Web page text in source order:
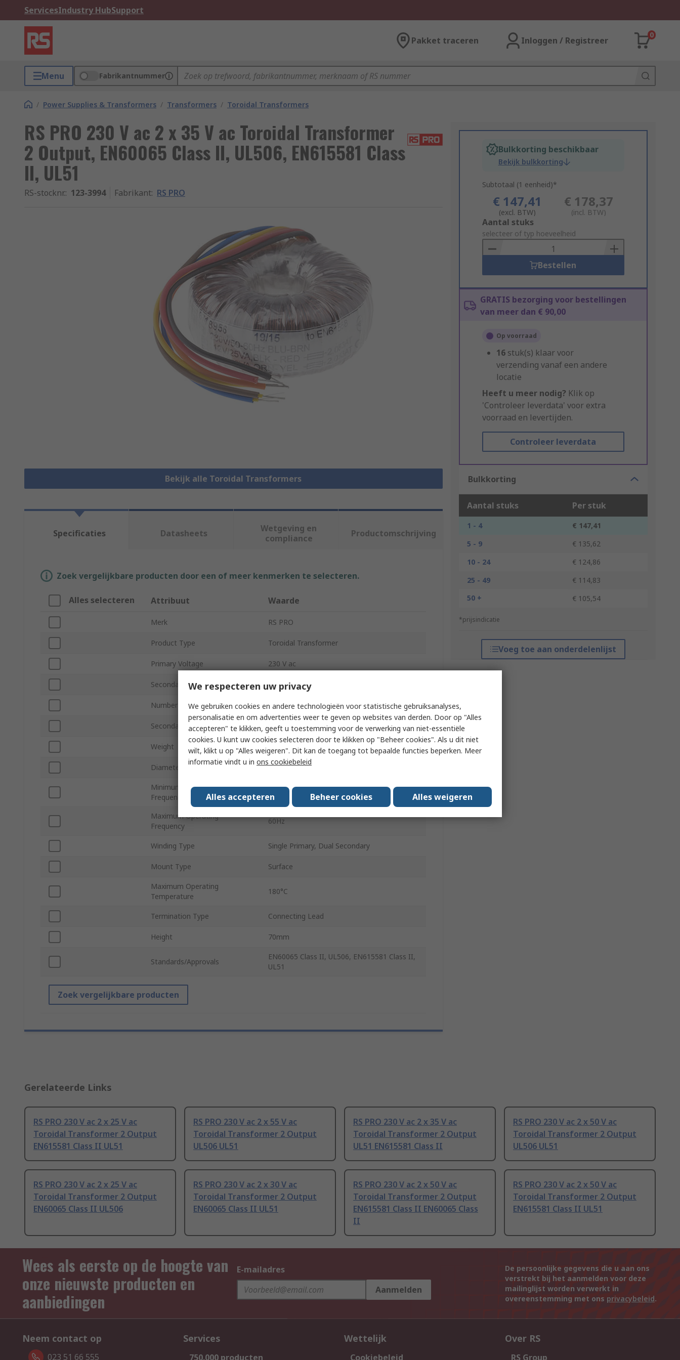
ServicesIndustry HubSupport
Pakket traceren Inloggen / Registreer
0
Menu Fabrikantnummer
/ Power Supplies & Transformers / Transformers / Toroidal Transformers
RS PRO 230 V ac 2 x 35 V ac Toroidal Transformer
2 Output, EN60065 Class II, UL506, EN615581 Class
II, UL51
RS-stocknr.: 123-3994 Fabrikant: RS PRO
Bekijk alle Toroidal Transformers
Bulkkorting beschikbaar
Bekijk bulkkorting
Subtotaal (1 eenheid)*
€ 147,41
(excl. BTW)
€ 178,37
(incl. BTW)
Add
to
Basket
Aantal stuks
selecteer of typ hoeveelheid
Bestellen
GRATIS bezorging voor bestellingen
van meer dan € 90,00
Op voorraad
16 stuk(s) klaar voor
verzending vanaf een andere
locatie
Heeft u meer nodig? Klik op
'Controleer leverdata' voor extra
voorraad en levertijden.
Controleer leverdata
Bulkkorting
Aantal stuks Per stuk
1 - 4
€ 147,41
5 - 9
€ 135,62
10 - 24
€ 124,86
25 - 49
€ 114,83
50 +
€ 105,54
*prijsindicatie
Voeg toe aan onderdelenlijst
Specificaties Datasheets
Wetgeving en
compliance
Productomschrijving
Zoek vergelijkbare producten door een of meer kenmerken te selecteren.
Alles selecteren Attribuut Waarde
Merk RS PRO
Product Type Toroidal Transformer
Primary Voltage 230 V ac
Secondary Voltage 2 x 35 V ac
Number of Outputs 2
Secondary Current 2.73A
Weight
Diameter 136mm
Minimum Operating
Frequency
Maximum Operating
Frequency
60Hz
Winding Type Single Primary, Dual Secondary
Mount Type Surface
Maximum Operating
Temperature
180°C
Termination Type Connecting Lead
Height 70mm
Standards/Approvals
EN60065 Class II, UL506, EN615581 Class II,
UL51
Zoek vergelijkbare producten
Gerelateerde Links
RS PRO 230 V ac 2 x 25 V ac
Toroidal Transformer 2 Output
EN615581 Class II UL51
RS PRO 230 V ac 2 x 55 V ac
Toroidal Transformer 2 Output
UL506 UL51
RS PRO 230 V ac 2 x 35 V ac
Toroidal Transformer 2 Output
UL51 EN615581 Class II
RS PRO 230 V ac 2 x 50 V ac
Toroidal Transformer 2 Output
UL506 UL51
RS PRO 230 V ac 2 x 25 V ac
Toroidal Transformer 2 Output
EN60065 Class II UL506
RS PRO 230 V ac 2 x 30 V ac
Toroidal Transformer 2 Output
EN60065 Class II UL51
RS PRO 230 V ac 2 x 50 V ac
Toroidal Transformer 2 Output
EN615581 Class II EN60065 Class
II
RS PRO 230 V ac 2 x 50 V ac
Toroidal Transformer 2 Output
EN615581 Class II UL51
Wees als eerste op de hoogte van
onze nieuwste producten en
aanbiedingen
E-mailadres
Aanmelden
De persoonlijke gegevens die u aan ons
verstrekt bij het aanmelden voor deze
mailinglijst worden verwerkt in
overeenstemming met ons privacybeleid.
Neem contact op
023 51 66 555
Services
750.000 producten
Wettelijk
Cookiebeleid
Over RS
RS Group
We respecteren uw privacy
We gebruiken cookies en andere technologieën voor statistische gebruiksanalyses,
personalisatie en om advertenties weer te geven op websites van derden. Door op "Alles
accepteren" te klikken, geeft u toestemming voor de verwerking van niet-essentiële
cookies. U kunt uw cookies selecteren door te klikken op "Beheer cookies". Als u dit niet
wilt, klikt u op "Alles weigeren". Dit kan de toegang tot bepaalde functies beperken. Meer
informatie vindt u in ons cookiebeleid
Alles accepteren Beheer cookies Alles weigeren